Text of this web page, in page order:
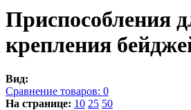
Приспособления
крепления
Вид:
Сравнение товаров: 0
На странице: 10 25 50